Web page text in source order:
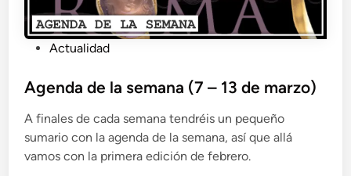
b
i
c
a
Actualidad
Agenda de la semana (7 – 13 de marzo)
A finales de cada semana tendréis un pequeño
sumario con la agenda de la semana, así que allá
vamos con la primera edición de febrero.